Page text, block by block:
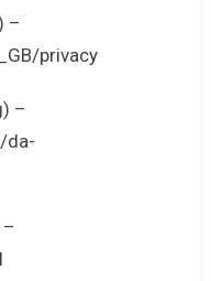
–
privacy
–
da-